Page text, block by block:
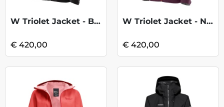
W Triolet Jacket - Black 2
€ 420,00
W Triolet Jacket - Night Plum
€ 420,00